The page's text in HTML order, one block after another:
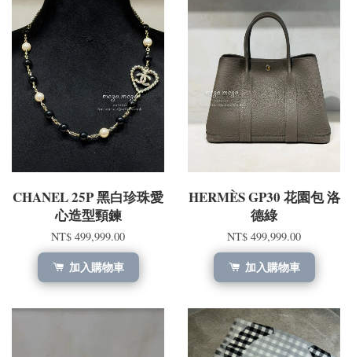
CHANEL 25P 黑白珍珠愛
心造型頸鍊
NT$ 499,999.00
加入購物車
HERMÈS GP30 花園包 洛
德綠
NT$ 499,999.00
加入購物車